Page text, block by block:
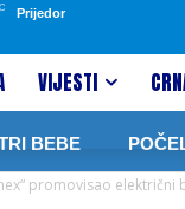
C Prijedor
VIJESTI
POČELE
promovisao